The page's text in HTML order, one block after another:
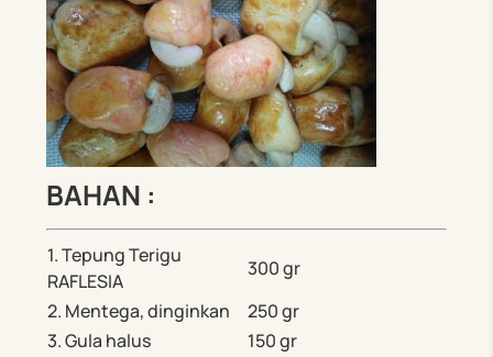
BAHAN :
1. Tepung Terigu
RAFLESIA
300 gr
2. Mentega, dinginkan
250 gr
3. Gula halus
150 gr